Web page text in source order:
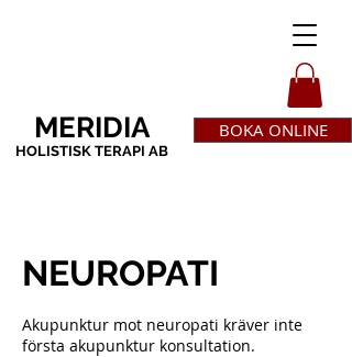
BOKA ONLINE
MERIDIA
HOLISTISK TERAPI AB
NEUROPATI
Akupunktur mot neuropati kräver inte
första akupunktur konsultation.